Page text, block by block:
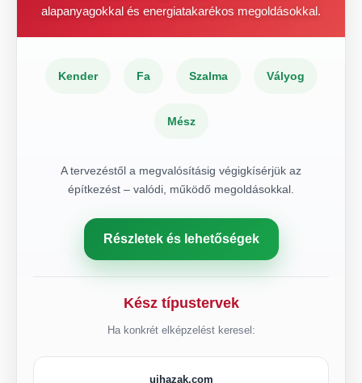
alapanyagokkal és energiatakarékos megoldásokkal.
Kender Fa Szalma Vályog
Mész
A tervezéstől a megvalósításig végigkísérjük az
építkezést – valódi, működő megoldásokkal.
Részletek és lehetőségek
Kész típustervek
Ha konkrét elképzelést keresel:
ujhazak.com